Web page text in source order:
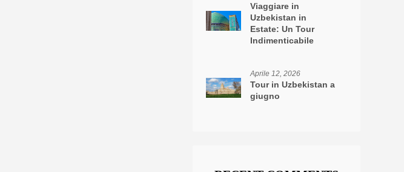
Viaggiare in
Uzbekistan in
Estate: Un Tour
Indimenticabile
Aprile 12, 2026
Tour in Uzbekistan a
giugno